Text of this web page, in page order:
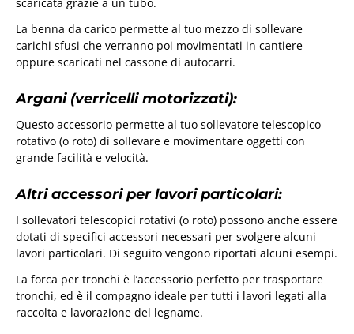
scaricata grazie a un tubo.
La benna da carico permette al tuo mezzo di sollevare
carichi sfusi che verranno poi movimentati in cantiere
oppure scaricati nel cassone di autocarri.
Argani (verricelli motorizzati):
Questo accessorio permette al tuo sollevatore telescopico
rotativo (o roto) di sollevare e movimentare oggetti con
grande facilità e velocità.
Altri accessori per lavori particolari:
I sollevatori telescopici rotativi (o roto) possono anche essere
dotati di specifici accessori necessari per svolgere alcuni
lavori particolari. Di seguito vengono riportati alcuni esempi.
La forca per tronchi è l’accessorio perfetto per trasportare
tronchi, ed è il compagno ideale per tutti i lavori legati alla
raccolta e lavorazione del legname.